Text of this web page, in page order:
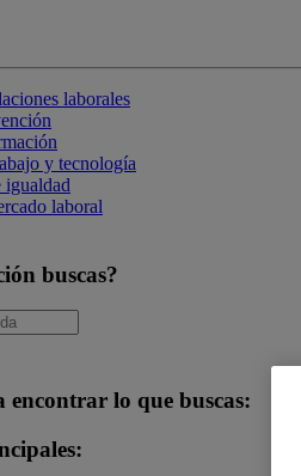
laborales
y tecnología
igualdad
laboral
buscas?
encontrar lo que buscas: